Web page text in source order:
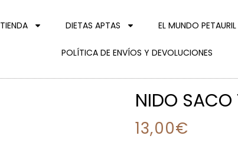
TIENDA DIETAS APTAS EL MUNDO PETAURIL
POLÍTICA DE ENVÍOS Y DEVOLUCIONES
NIDO SACO
13,00€